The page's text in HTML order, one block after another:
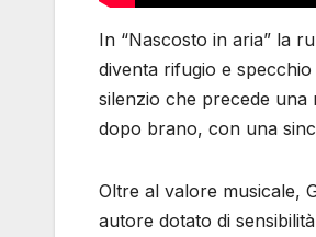
In “Nascosto in aria” la
diventa rifugio e
silenzio che precede
dopo brano, con una
Oltre al valore musicale,
autore dotato di